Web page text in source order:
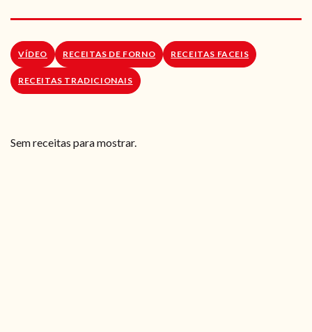
RECEITAS VEGGIE
SOBRE NÓS
LOJA ONLINE
VÍDEO RECEITAS DE FORNO RECEITAS FACEIS
RECEITAS TRADICIONAIS
Sem receitas para mostrar.